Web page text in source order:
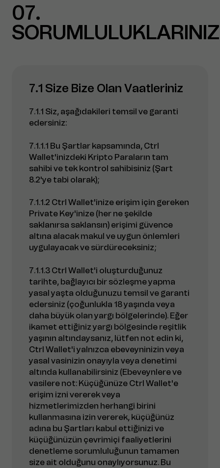
07
SORUMLULUKLARINIZ
7.1 Size Bize Olan Vaatleriniz
7.1.1 Siz, aşağıdakileri temsil ve garanti
edersiniz:
7.1.1.1 Bu Şartlar kapsamında, Ctrl
Wallet'inizdeki Kripto Paraların tam
sahibi ve tek kontrol sahibisiniz (Şart
8.2'ye tabi olarak);
7.1.1.2 Ctrl Wallet'inize erişim için gereken
Private Key'inize (her ne şekilde
saklanırsa saklansın) erişimi güvence
altına alacak makul ve uygun önlemleri
uygulayacak ve sürdüreceksiniz;
7.1.1.3 Ctrl Wallet'i oluşturduğunuz
tarihte, bağlayıcı bir sözleşme yapma
yasal yaşta olduğunuzu temsil ve garanti
edersiniz (çoğunlukla 18 yaşında veya
daha büyük olan yargı bölgelerinde). Eğer
ikamet ettiğiniz yargı bölgesinde reşitlik
yaşının altındaysanız, lütfen not edin ki,
Ctrl Wallet'i yalnızca ebeveyninizin veya
yasal vasinizin onayıyla veya denetimi
altında kullanabilirsiniz (Ebeveynlere ve
vasilere not: Küçüğünüze Ctrl Wallet'e
erişim izni vererek veya
hizmetlerimizden herhangi birini
kullanmasına izin vererek, küçüğünüz
adına bu Şartları kabul ettiğinizi ve
küçüğünüzün çevrimiçi faaliyetlerini
denetleme sorumluluğunun tamamen
size ait olduğunu onaylıyorsunuz. Bu